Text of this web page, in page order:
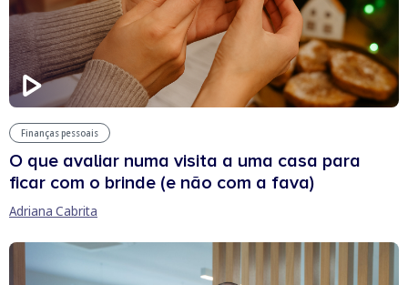
Finanças pessoais
O que avaliar numa visita a uma casa para
ficar com o brinde (e não com a fava)
Adriana Cabrita